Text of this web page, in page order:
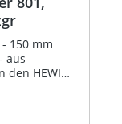
150 mm
aus
den HEWI
und